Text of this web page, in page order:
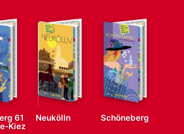
61
Kiez
Neukölln Schöneberg